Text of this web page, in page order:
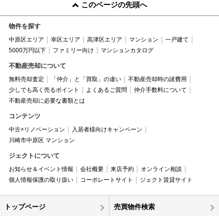
このページの先頭へ
物件を探す
中原区エリア 幸区エリア 高津区エリア マンション
一戸建て
5000万円以下
ファミリー向け マンションカタログ
不動産売却について
無料売却査定 「仲介」と「買取」の違い
不動産売却時の諸費用
少しでも高く売るポイント
よくあるご質問
仲介手数料について
不動産売却に必要な書類とは
コンテンツ
中古×リノベーション
入居者様向けキャンペーン
川崎市中原区 マンション
ジェクトについて
お知らせ＆イベント情報 会社概要 来店予約
オンライン相談
個人情報保護の取り扱い
コーポレートサイト ジェクト賃貸サイト
トップページ 売買物件検索